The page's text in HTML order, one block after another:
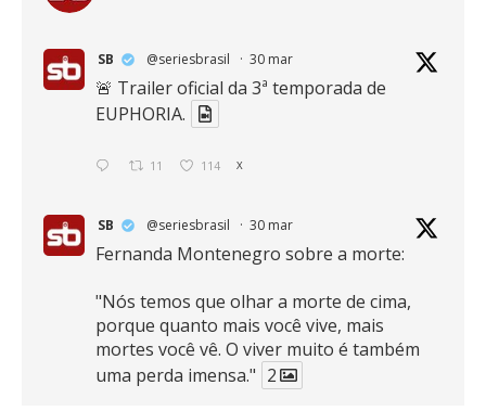
SB @seriesbrasil · 30 mar
🚨 Trailer oficial da 3ª temporada de
EUPHORIA.
11 114 X
SB @seriesbrasil · 30 mar
Fernanda Montenegro sobre a morte:
"Nós temos que olhar a morte de cima,
porque quanto mais você vive, mais
mortes você vê. O viver muito é também
uma perda imensa." 2